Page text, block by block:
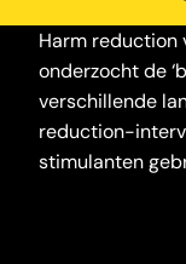
Harm reduction
onderzocht de
verschillende
reduction-
stimulanten